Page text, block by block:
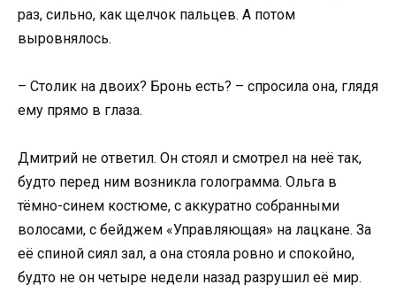
раз, сильно, как щелчок пальцев. А потом
выровнялось.
– Столик на двоих? Бронь есть? – спросила она, глядя
ему прямо в глаза.
Дмитрий не ответил. Он стоял и смотрел на неё так,
будто перед ним возникла голограмма. Ольга в
тёмно-синем костюме, с аккуратно собранными
волосами, с бейджем «Управляющая» на лацкане. За
её спиной сиял зал, а она стояла ровно и спокойно,
будто не он четыре недели назад разрушил её мир.